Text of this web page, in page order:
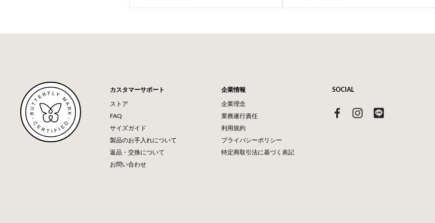
カスタマーサポート
ストア
FAQ
サイズガイド
製品のお手入れについて
返品・交換について
お問い合わせ
企業情報
企業理念
業務遂行責任
利用規約
プライバシーポリシー
特定商取引法に基づく表記
SOCIAL